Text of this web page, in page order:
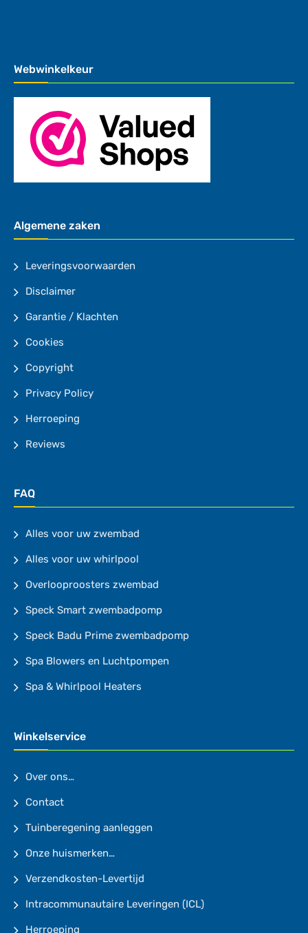
Webwinkelkeur
Algemene zaken
Leveringsvoorwaarden
Disclaimer
Garantie / Klachten
Cookies
Copyright
Privacy Policy
Herroeping
Reviews
FAQ
Alles voor uw zwembad
Alles voor uw whirlpool
Overlooproosters zwembad
Speck Smart zwembadpomp
Speck Badu Prime zwembadpomp
Spa Blowers en Luchtpompen
Spa & Whirlpool Heaters
Winkelservice
Over ons…
Contact
Tuinberegening aanleggen
Onze huismerken…
Verzendkosten-Levertijd
Intracommunautaire Leveringen (ICL)
Herroeping